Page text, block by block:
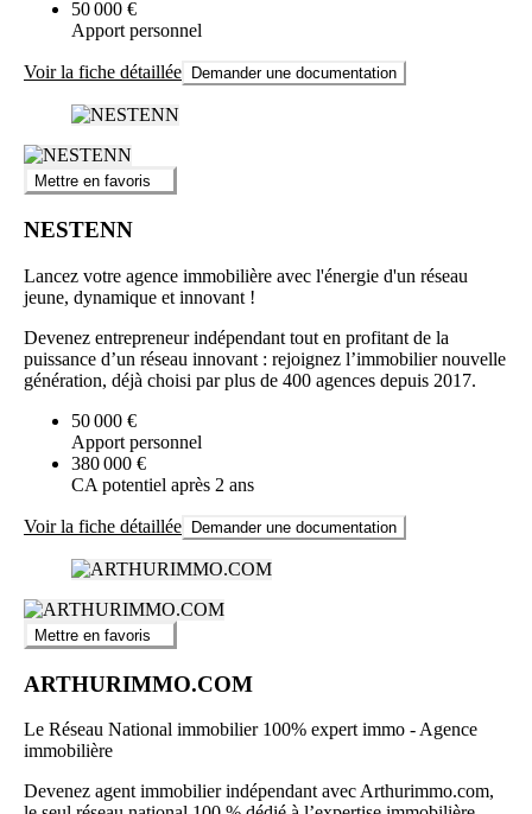
50 000 €
Apport personnel
Voir la fiche détaillée Demander une documentation
Mettre en favoris
NESTENN
Lancez votre agence immobilière avec l'énergie d'un réseau
jeune, dynamique et innovant !
Devenez entrepreneur indépendant tout en profitant de la
puissance d’un réseau innovant : rejoignez l’immobilier nouvelle
génération, déjà choisi par plus de 400 agences depuis 2017.
50 000 €
Apport personnel
380 000 €
CA potentiel après 2 ans
Voir la fiche détaillée Demander une documentation
Mettre en favoris
ARTHURIMMO.COM
Le Réseau National immobilier 100% expert immo - Agence
immobilière
Devenez agent immobilier indépendant avec Arthurimmo.com,